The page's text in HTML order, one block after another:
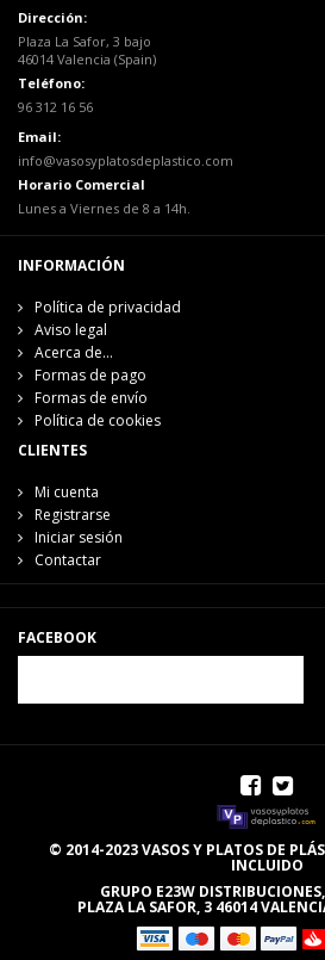
Dirección:
Plaza La Safor, 3 bajo
46014 Valencia (Spain)
Teléfono:
96 312 16 56
Email:
info@vasosyplatosdeplastico.com
Horario Comercial
Lunes a Viernes de 8 a 14h.
INFORMACIÓN
Política de privacidad
Aviso legal
Acerca de...
Formas de pago
Formas de envío
Política de cookies
CLIENTES
Mi cuenta
Registrarse
Iniciar sesión
Contactar
FACEBOOK
© 2014-2023 VASOS Y PLATOS DE
INCLUIDO
GRUPO E23W
PLAZA LA SAFOR, 3 46014